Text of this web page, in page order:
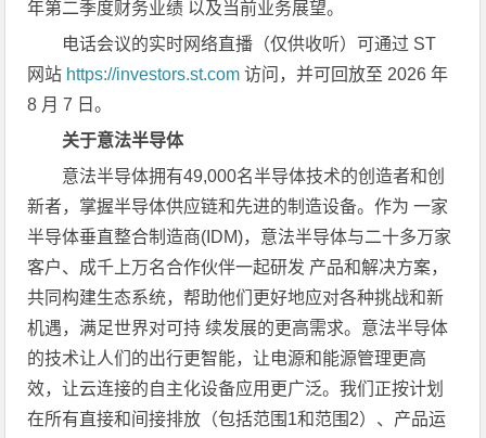
年第二季度财务业绩 以及当前业务展望。
电话会议的实时网络直播（仅供收听）可通过 ST
网站 https://investors.st.com 访问，并可回放至 2026 年
8 月 7 日。
关于意法半导体
意法半导体拥有49,000名半导体技术的创造者和创
新者，掌握半导体供应链和先进的制造设备。作为 一家
半导体垂直整合制造商(IDM)，意法半导体与二十多万家
客户、成千上万名合作伙伴一起研发 产品和解决方案，
共同构建生态系统，帮助他们更好地应对各种挑战和新
机遇，满足世界对可持 续发展的更高需求。意法半导体
的技术让人们的出行更智能，让电源和能源管理更高
效，让云连接的自主化设备应用更广泛。我们正按计划
在所有直接和间接排放（包括范围1和范围2）、产品运